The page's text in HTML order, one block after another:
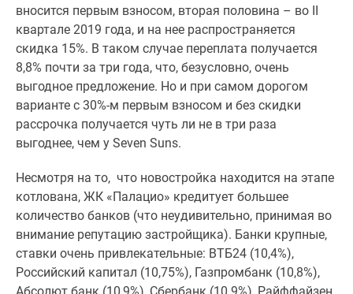
вносится первым взносом, вторая половина – во II
квартале 2019 года, и на нее распространяется
скидка 15%. В таком случае переплата получается
8,8% почти за три года, что, безусловно, очень
выгодное предложение. Но и при самом дорогом
варианте с 30%-м первым взносом и без скидки
рассрочка получается чуть ли не в три раза
выгоднее, чем у Seven Suns.
Несмотря на то, что новостройка находится на этапе
котлована, ЖК «Палацио» кредитует большее
количество банков (что неудивительно, принимая во
внимание репутацию застройщика). Банки крупные,
ставки очень привлекательные: ВТБ24 (10,4%),
Российский капитал (10,75%), Газпромбанк (10,8%),